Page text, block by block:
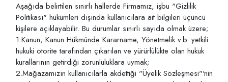
Aşağıda belirtilen sınırlı hallerde Firmamız, işbu "Gizlilik
Politikası" hükümleri dışında kullanıcılara ait bilgileri üçüncü
kişilere açıklayabilir. Bu durumlar sınırlı sayıda olmak üzere;
1.Kanun, Kanun Hükmünde Kararname, Yönetmelik v.b. yetkili
hukuki otorite tarafından çıkarılan ve yürürlülükte olan hukuk
kurallarının getirdiği zorunluluklara uymak;
2.Mağazamızın kullanıcılarla akdettiği "Üyelik Sözleşmesi"'nin